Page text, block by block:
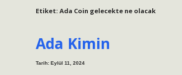
Etiket: Ada Coin gelecekte ne olacak
Ada Kimin
Tarih: Eylül 11, 2024